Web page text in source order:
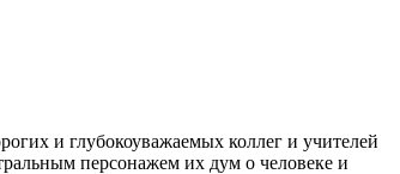
и глубокоуважаемых коллег и учителей
персонажем их дум о человеке и